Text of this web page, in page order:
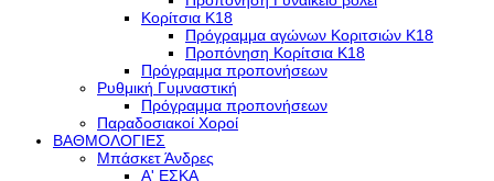
Κορίτσια Κ18
Πρόγραμμα αγώνων Κοριτσιών Κ18
Προπόνηση Κορίτσια Κ18
Πρόγραμμα προπονήσεων
Ρυθμική Γυμναστική
Πρόγραμμα προπονήσεων
Παραδοσιακοί Χοροί
ΒΑΘΜΟΛΟΓΙΕΣ
Μπάσκετ Άνδρες
Α' ΕΣΚΑ